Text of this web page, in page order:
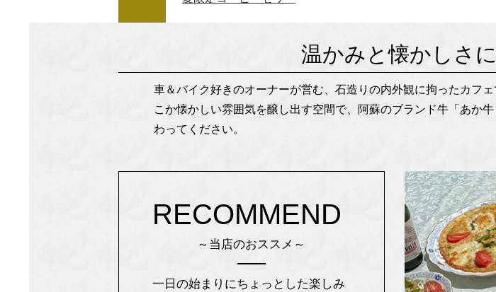
温かみと懐かしさ
車＆バイク好きのオーナーが営む、石造りの内外観に拘ったカフ
こか懐かしい雰囲気を醸し出す空間で、阿蘇のブランド牛「あか
わってください。
RECOMMEND
～当店のおススメ～
一日の始まりにちょっとした楽しみ